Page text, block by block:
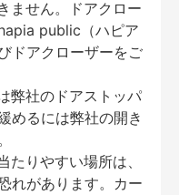
ません。ドアクロー
public（ハピア
ドアクローザーをご
弊社のドアストッパ
めるには弊社の開き
りやすい場所は、
れがあります。カー